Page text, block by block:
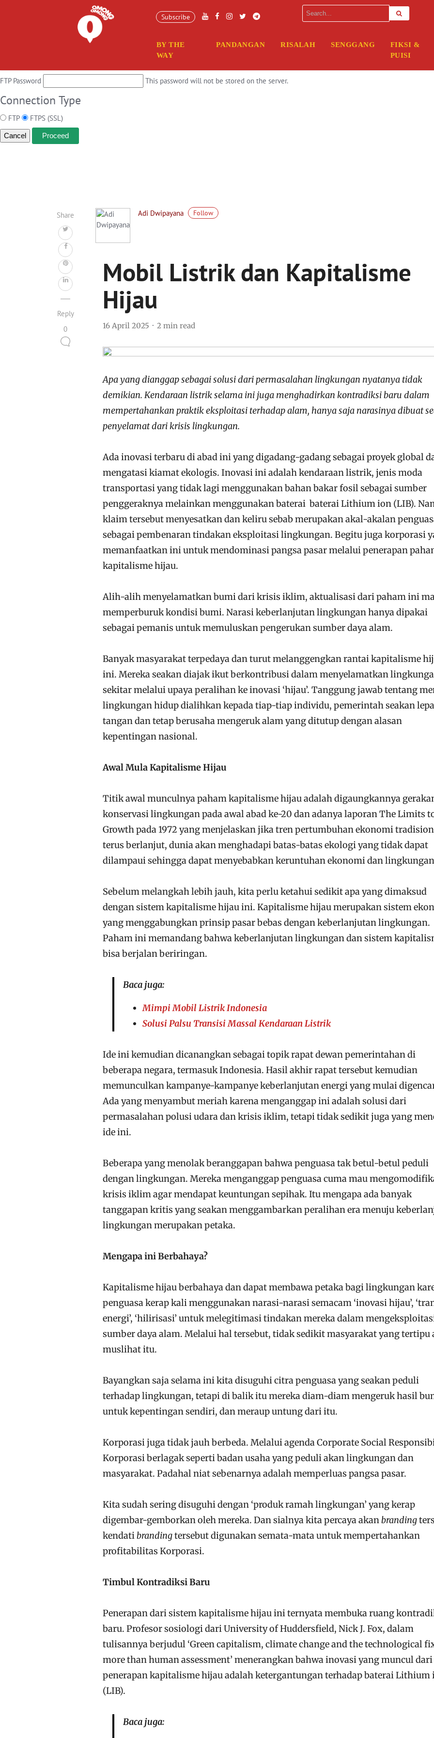
Connection Information
To perform the requested action, WordPress needs to access your web server. Please enter your FTP credentials to proceed. If you do not
FTP Password
This password will not be stored on the server.
Connection Type
FTP FTPS (SSL)
Cancel
Subscribe
BY THE
WAY
PANDANGAN RISALAH SENGGANG
FIKSI &
PUISI
Share
Reply
0
Adi Dwipayana Follow
Mobil Listrik dan Kapitalisme
Hijau
16 April 2025 2 min read
Apa yang dianggap sebagai solusi dari permasalahan lingkungan nyatanya tidak
demikian. Kendaraan listrik selama ini juga menghadirkan kontradiksi baru dalam
mempertahankan praktik eksploitasi terhadap alam, hanya saja narasinya dibuat
penyelamat dari krisis lingkungan.
Ada inovasi terbaru di abad ini yang digadang-gadang sebagai proyek global
mengatasi kiamat ekologis. Inovasi ini adalah kendaraan listrik, jenis moda
transportasi yang tidak lagi menggunakan bahan bakar fosil sebagai sumber
penggeraknya melainkan menggunakan baterai baterai Lithium ion (LIB).
klaim tersebut menyesatkan dan keliru sebab merupakan akal-akalan
sebagai pembenaran tindakan eksploitasi lingkungan. Begitu juga korporasi
memanfaatkan ini untuk mendominasi pangsa pasar melalui penerapan
kapitalisme hijau.
Alih-alih menyelamatkan bumi dari krisis iklim, aktualisasi dari paham ini
memperburuk kondisi bumi. Narasi keberlanjutan lingkungan hanya dipakai
sebagai pemanis untuk memuluskan pengerukan sumber daya alam.
Banyak masyarakat terpedaya dan turut melanggengkan rantai kapitalisme
ini. Mereka seakan diajak ikut berkontribusi dalam menyelamatkan
sekitar melalui upaya peralihan ke inovasi ‘hijau’. Tanggung jawab tentang
lingkungan hidup dialihkan kepada tiap-tiap individu, pemerintah seakan
tangan dan tetap berusaha mengeruk alam yang ditutup dengan alasan
kepentingan nasional.
Awal Mula Kapitalisme Hijau
Titik awal munculnya paham kapitalisme hijau adalah digaungkannya
konservasi lingkungan pada awal abad ke-20 dan adanya laporan The Limits
Growth pada 1972 yang menjelaskan jika tren pertumbuhan ekonomi
terus berlanjut, dunia akan menghadapi batas-batas ekologi yang tidak dapat
dilampaui sehingga dapat menyebabkan keruntuhan ekonomi dan
Sebelum melangkah lebih jauh, kita perlu ketahui sedikit apa yang dimaksud
dengan sistem kapitalisme hijau ini. Kapitalisme hijau merupakan sistem
yang menggabungkan prinsip pasar bebas dengan keberlanjutan lingkungan.
Paham ini memandang bahwa keberlanjutan lingkungan dan sistem
bisa berjalan beriringan.
Baca juga:
Mimpi Mobil Listrik Indonesia
Solusi Palsu Transisi Massal Kendaraan Listrik
Ide ini kemudian dicanangkan sebagai topik rapat dewan pemerintahan di
beberapa negara, termasuk Indonesia. Hasil akhir rapat tersebut kemudian
memunculkan kampanye-kampanye keberlanjutan energi yang mulai
Ada yang menyambut meriah karena menganggap ini adalah solusi dari
permasalahan polusi udara dan krisis iklim, tetapi tidak sedikit juga yang
ide ini.
Beberapa yang menolak beranggapan bahwa penguasa tak betul-betul peduli
dengan lingkungan. Mereka menganggap penguasa cuma mau
krisis iklim agar mendapat keuntungan sepihak. Itu mengapa ada banyak
tanggapan kritis yang seakan menggambarkan peralihan era menuju
lingkungan merupakan petaka.
Mengapa ini Berbahaya?
Kapitalisme hijau berbahaya dan dapat membawa petaka bagi lingkungan
penguasa kerap kali menggunakan narasi-narasi semacam ‘inovasi hijau’,
energi’, ‘hilirisasi’ untuk melegitimasi tindakan mereka dalam
sumber daya alam. Melalui hal tersebut, tidak sedikit masyarakat yang tertipu
muslihat itu.
Bayangkan saja selama ini kita disuguhi citra penguasa yang seakan peduli
terhadap lingkungan, tetapi di balik itu mereka diam-diam mengeruk hasil
untuk kepentingan sendiri, dan meraup untung dari itu.
Korporasi juga tidak jauh berbeda. Melalui agenda Corporate Social
Korporasi berlagak seperti badan usaha yang peduli akan lingkungan dan
masyarakat. Padahal niat sebenarnya adalah memperluas pangsa pasar.
Kita sudah sering disuguhi dengan ‘produk ramah lingkungan’ yang kerap
digembar-gemborkan oleh mereka. Dan sialnya kita percaya akanbranding
kendatibrandingtersebut digunakan semata-mata untuk mempertahankan
profitabilitas Korporasi.
Timbul Kontradiksi Baru
Penerapan dari sistem kapitalisme hijau ini ternyata membuka ruang
baru. Profesor sosiologi dari University of Huddersfield, Nick J. Fox, dalam
tulisannya berjudul ‘Green capitalism, climate change and the technological
more than human assessment’ menerangkan bahwa inovasi yang muncul dari
penerapan kapitalisme hijau adalah ketergantungan terhadap baterai Lithium
(LIB).
Baca juga: